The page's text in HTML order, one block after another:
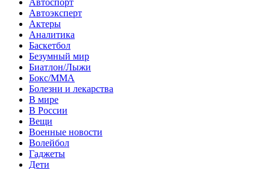
Автоэксперт
Актеры
Аналитика
Баскетбол
Безумный мир
Биатлон/Лыжи
Бокс/MMA
Болезни и лекарства
В мире
В России
Вещи
Военные новости
Волейбол
Гаджеты
Дети